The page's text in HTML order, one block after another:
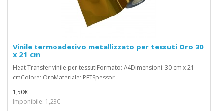
Vinile termoadesivo metallizzato per tessuti Oro 30
x 21 cm
Heat Transfer vinile per tessutiFormato: A4Dimensioni: 30 cm x 21
cmColore: OroMateriale: PETSpessor..
1,50€
Imponibile: 1,23€